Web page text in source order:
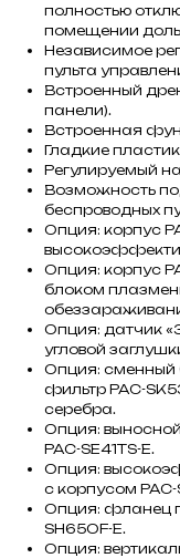
полностью
помещении
Независимое
пульта
Встроенный
панели).
Встроенная
Гладкие
Регулируемый
Возможность
беспроводных
Опция: корпус
Опция: корпус
блоком
Опция: датчик
угловой
Опция: сменный
фильтр PAC-
серебра.
Опция:
PAC-SE41TS-E.
Опция:
с корпусом PAC-
Опция: фланец
SH65OF-E.
Опция: